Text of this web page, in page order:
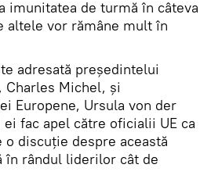
imunitatea de turmă în câteva
altele vor rămâne mult în
adresată preşedintelui
Charles Michel, şi
Europene, Ursula von der
fac apel către oficialii UE ca
o discuţie despre această
în rândul liderilor cât de